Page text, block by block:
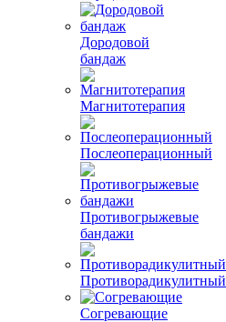
Дородовой
бандаж
Магнитотерапия
Послеоперационный
Противогрыжевые
бандажи
Противорадикулитный
Согревающие